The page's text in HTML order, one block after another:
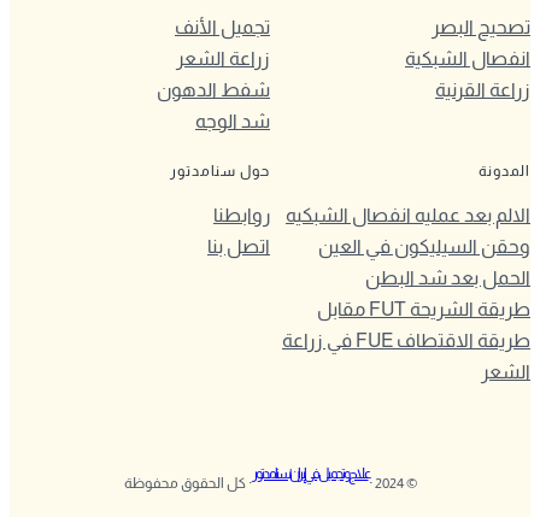
تصحيح البصر
انفصال الشبكية
زراعة القرنية
تجميل الأنف
زراعة الشعر
شفط الدهون
شد الوجه
المدونة
الالم بعد عمليه انفصال الشبكيه
وحقن السيليكون في العين
الحمل بعد شد البطن
طريقة الشريحة FUT مقابل
طريقة الاقتطاف FUE في زراعة
الشعر
حول سنامدتور
روابطنا
اتصل بنا
© 2024 ·
علاج وتجميل في إيران | سنامدتور
· كل الحقوق محفوظة